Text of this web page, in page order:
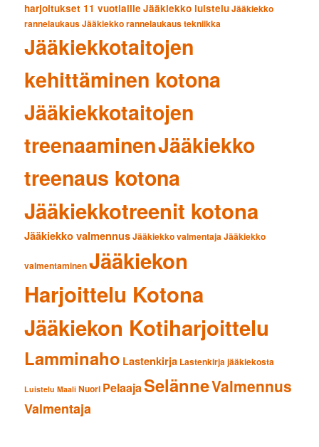
harjoitukset 11 vuotiaille Jääkiekko luisteluJääkiekko
rannelaukausJääkiekko rannelaukaus tekniikka
Jääkiekkotaitojen
kehittäminen kotona
Jääkiekkotaitojen
treenaaminenJääkiekko
treenaus kotona
Jääkiekkotreenit kotona
Jääkiekko valmennusJääkiekko valmentajaJääkiekko
valmentaminenJääkiekon
Harjoittelu Kotona
Jääkiekon Kotiharjoittelu
Lamminaho Lastenkirja Lastenkirja jääkiekosta
Luistelu Maali Nuori PelaajaSelänneValmennus
Valmentaja